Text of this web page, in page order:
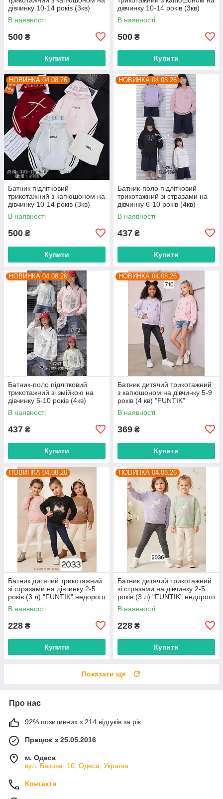
дівчинку 10-14 років (3кв)
"FUNTIK" недорого від
прямого постачальника
В наявності
500 ₴
Купити
дівчинку 10-14 років (3кв)
"FUNTIK" недорого від
прямого постачальника
В наявності
500 ₴
Купити
НОВИНКА 04.08.26
Батник підлітковий
трикотажний з капюшоном на
дівчинку 10-14 років (3кв)
"FUNTIK" недорого від
прямого постачальника
В наявності
500 ₴
Купити
НОВИНКА 04.08.26
Батник-поло підлітковий
трикотажний зі стразами на
дівчинку 6-10 років (4кв)
"FUNTIK" недорого від
прямого постачальника
В наявності
437 ₴
Купити
НОВИНКА 04.08.26
Батник-поло підлітковий
трикотажний зі змійкою на
дівчинку 6-10 років (4кв)
"FUNTIK" недорого від
прямого постачальника
В наявності
437 ₴
Купити
НОВИНКА 04.08.26
Батник дитячий трикотажний
з капюшоном на дівчинку 5-9
років (4 кв) "FUNTIK"
недорого від прямого
постачальника
В наявності
369 ₴
Купити
НОВИНКА 04.08.26
Батник дитячий трикотажний
зі стразами на дівчинку 2-5
років (3 л) "FUNTIK" недорого
від прямого постачальника
В наявності
228 ₴
Купити
НОВИНКА 04.08.26
Батник дитячий трикотажний
зі стразами на дівчинку 2-5
років (3 л) "FUNTIK" недорого
від прямого постачальника
В наявності
228 ₴
Купити
Показати ще
Про нас
92% позитивних з 214 відгуків за рік
Працює з 25.05.2016
м. Одеса
вул. Базова, 10, Одеса, Україна
Контакти